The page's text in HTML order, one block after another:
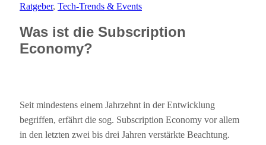
Ratgeber, Tech-Trends & Events
Was ist die Subscription
Economy?
Seit mindestens einem Jahrzehnt in der Entwicklung
begriffen, erfährt die sog. Subscription Economy vor allem
in den letzten zwei bis drei Jahren verstärkte Beachtung.